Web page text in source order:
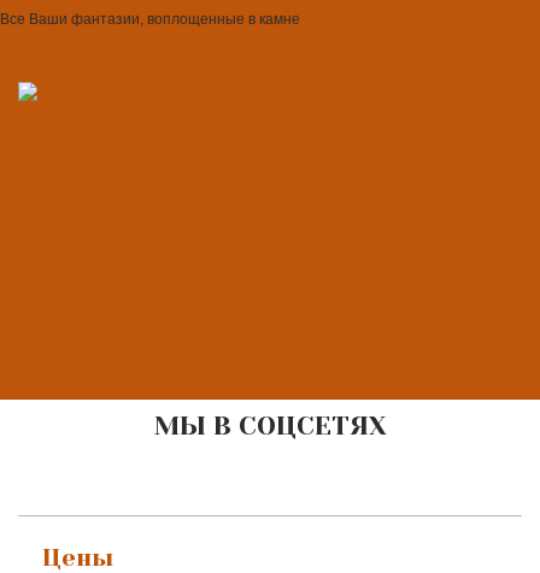
Все Ваши фантазии, воплощенные в камне
МЫ В СОЦСЕТЯХ
Цены